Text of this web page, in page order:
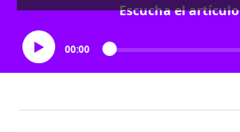
Escucha el artículo
00:00